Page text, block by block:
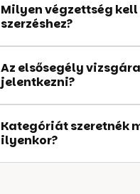
Milyen végzettség
szerzéshez?
Az elsősegély
jelentkezni?
Kategóriát szeretnék
ilyenkor?